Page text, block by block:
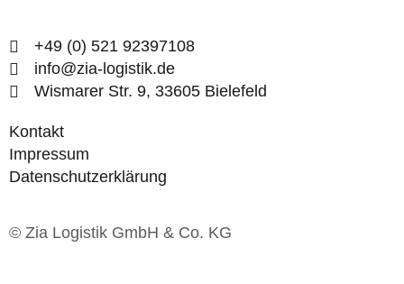
+49 (0) 521 92397108
info@zia-logistik.de
Wismarer Str. 9, 33605 Bielefeld
Kontakt
Impressum
Datenschutzerklärung
© Zia Logistik GmbH & Co. KG